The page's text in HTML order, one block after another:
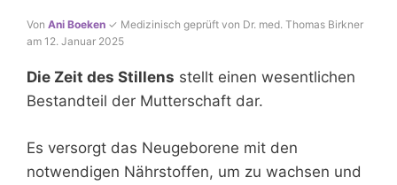
Von Ani Boeken ✓ Medizinisch geprüft von Dr. med. Thomas Birkner
am 12. Januar 2025
Die Zeit des Stillens stellt einen wesentlichen
Bestandteil der Mutterschaft dar.
Es versorgt das Neugeborene mit den
notwendigen Nährstoffen, um zu wachsen und